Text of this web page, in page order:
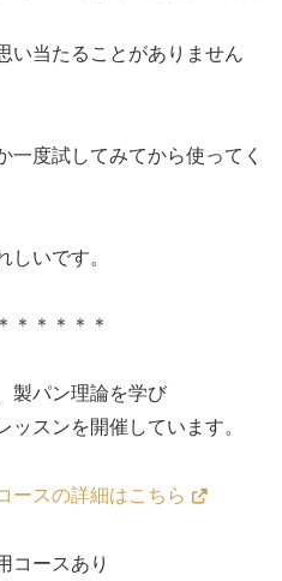
い当たることがありません
一度試してみてから使ってく
しいです。
＊＊＊＊＊
製パン理論を学び
ッスンを開催しています。
ースの詳細はこちら
コースあり